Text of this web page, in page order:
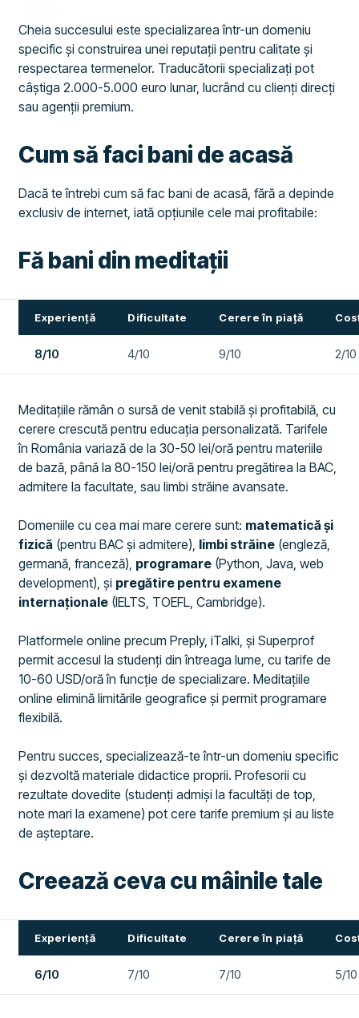
Cheia succesului este specializarea într-un domeniu
specific și construirea unei reputații pentru calitate și
respectarea termenelor. Traducătorii specializați pot
câștiga 2.000-5.000 euro lunar, lucrând cu clienți direcți
sau agenții premium.
Cum să faci bani de acasă
Dacă te întrebi cum să fac bani de acasă, fără a depinde
exclusiv de internet, iată opțiunile cele mai profitabile:
Fă bani din meditații
Experiență Dificultate Cerere în piață
8/10 4/10 9/10 2/10
Meditațiile rămân o sursă de venit stabilă și profitabilă, cu
cerere crescută pentru educația personalizată. Tarifele
în România variază de la 30-50 lei/oră pentru materiile
de bază, până la 80-150 lei/oră pentru pregătirea la BAC,
admitere la facultate, sau limbi străine avansate.
Domeniile cu cea mai mare cerere sunt: matematică și
fizică (pentru BAC și admitere), limbi străine (engleză,
germană, franceză), programare (Python, Java, web
development), și pregătire pentru examene
internaționale (IELTS, TOEFL, Cambridge).
Platformele online precum Preply, iTalki, și Superprof
permit accesul la studenți din întreaga lume, cu tarife de
10-60 USD/oră în funcție de specializare. Meditațiile
online elimină limitările geografice și permit programare
flexibilă.
Pentru succes, specializează-te într-un domeniu specific
și dezvoltă materiale didactice proprii. Profesorii cu
rezultate dovedite (studenți admiși la facultăți de top,
note mari la examene) pot cere tarife premium și au liste
de așteptare.
Creează ceva cu mâinile tale
Experiență Dificultate Cerere în piață
6/10 7/10 7/10 5/10